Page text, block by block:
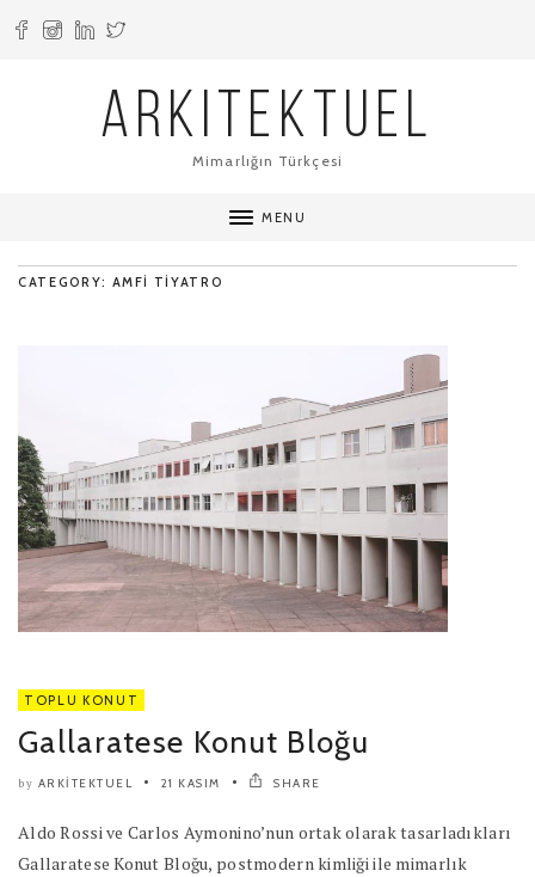
ARKITEKTUEL
Mimarlığın Türkçesi
MENU
CATEGORY: AMFI TIYATRO
TOPLU KONUT
Gallaratese Konut Bloğu
by ARKITEKTUEL 21 KASIM SHARE
Aldo Rossi ve Carlos Aymonino’nun ortak olarak tasarladıkları
Gallaratese Konut Bloğu, postmodern kimliği ile mimarlık